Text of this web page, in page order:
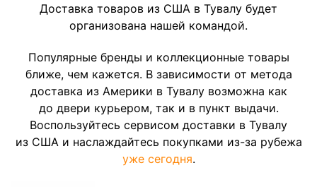
Доставка товаров из США в Тувалу будет
организована нашей командой.
Популярные бренды и коллекционные товары
ближе, чем кажется. В зависимости от метода
доставка из Америки в Тувалу возможна как
до двери курьером, так и в пункт выдачи.
Воспользуйтесь сервисом доставки в Тувалу
из США и наслаждайтесь покупками из-за рубежа
уже сегодня.